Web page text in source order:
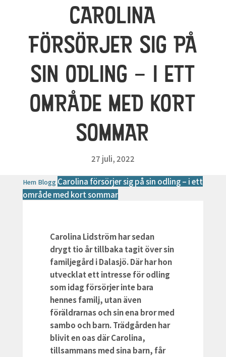
CAROLINA
FÖRSÖRJER SIG PÅ
SIN ODLING – I ETT
OMRÅDE MED KORT
SOMMAR
27 juli, 2022
Hem Blogg Carolina försörjer sig på sin odling – i ett
område med kort sommar
Carolina Lidström har sedan
drygt tio år tillbaka tagit över sin
familjegård i Dalasjö. Där har hon
utvecklat ett intresse för odling
som idag försörjer inte bara
hennes familj, utan även
föräldrarnas och sin ena bror med
sambo och barn. Trädgården har
blivit en oas där Carolina,
tillsammans med sina barn, får